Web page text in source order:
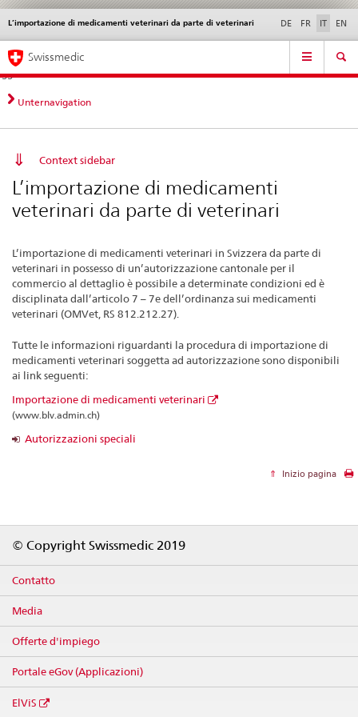
Navigazione
diretta:
novità,
aspetti
contatto
Novità &
norme
Contatto | Supporto &
aiuto
L’importazione di medicamenti veterinari da parte di veterinari DE FR IT EN
Service
Navigation
Swissmedic
Unternavigation
Context sidebar
L’importazione di medicamenti
veterinari da parte di veterinari
L’importazione di medicamenti veterinari in Svizzera da parte di
veterinari in possesso di un’autorizzazione cantonale per il
commercio al dettaglio è possibile a determinate condizioni ed è
disciplinata dall’articolo 7 – 7e dell’ordinanza sui medicamenti
veterinari (OMVet, RS 812.212.27).
Tutte le informazioni riguardanti la procedura di importazione di
medicamenti veterinari soggetta ad autorizzazione sono disponibili
ai link seguenti:
Importazione di medicamenti veterinari
(www.blv.admin.ch)
Autorizzazioni speciali
Inizio pagina
© Copyright Swissmedic 2019
Contatto
Media
Offerte d'impiego
Portale eGov (Applicazioni)
ElViS